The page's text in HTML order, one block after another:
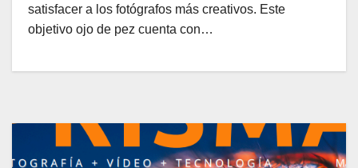
satisfacer a los fotógrafos más creativos. Este
objetivo ojo de pez cuenta con…